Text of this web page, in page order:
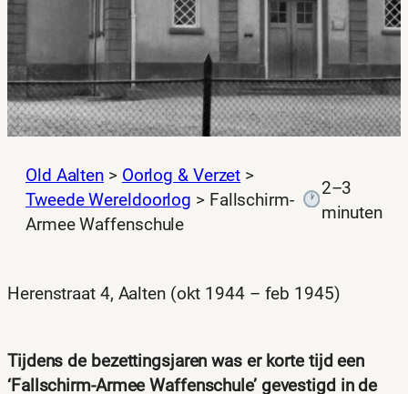
Old Aalten > Oorlog & Verzet >
Tweede Wereldoorlog > Fallschirm-
Armee Waffenschule
2–3
minuten
Herenstraat 4, Aalten (okt 1944 – feb 1945)
Tijdens de bezettingsjaren was er korte tijd een
‘Fallschirm-Armee Waffenschule’ gevestigd in de